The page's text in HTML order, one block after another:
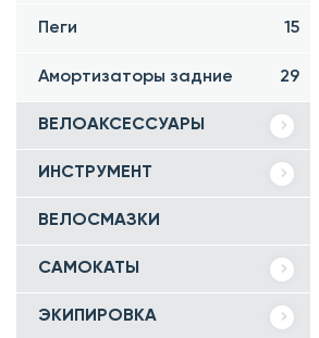
Пеги 15
Амортизаторы задние 29
ВЕЛОАКСЕССУАРЫ
ИНСТРУМЕНТ
ВЕЛОСМАЗКИ
САМОКАТЫ
ЭКИПИРОВКА